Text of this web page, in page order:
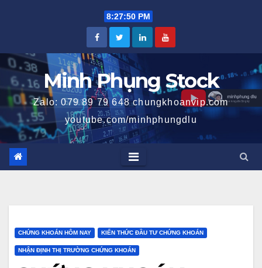
8:27:51 PM
Minh Phụng Stock
Zalo: 079 89 79 648 chungkhoanvip.com
youtube.com/minhphungdlu
CHỨNG KHOÁN HÔM NAY KIẾN THỨC ĐẦU TƯ CHỨNG KHOÁN
NHẬN ĐỊNH THỊ TRƯỜNG CHỨNG KHOÁN